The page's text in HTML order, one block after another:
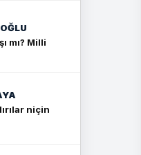
mı? Milli
niçin